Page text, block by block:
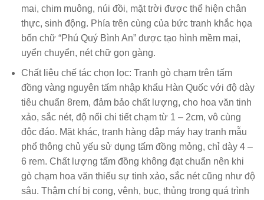
mai, chim muông, núi đồi, mặt trời được thể hiện chân
thực, sinh động. Phía trên cùng của bức tranh khắc họa
bốn chữ “Phú Quý Bình An” được tạo hình mềm mại,
uyển chuyển, nét chữ gọn gàng.
Chất liệu chế tác chọn lọc: Tranh gò chạm trên tấm
đồng vàng nguyên tấm nhập khẩu Hàn Quốc với độ dày
tiêu chuẩn 8rem, đảm bảo chất lượng, cho hoa văn tinh
xảo, sắc nét, độ nổi chi tiết chạm từ 1 – 2cm, vô cùng
độc đáo. Mặt khác, tranh hàng dập máy hay tranh mẫu
phổ thông chủ yếu sử dụng tấm đồng mỏng, chỉ dày 4 –
6 rem. Chất lượng tấm đồng không đạt chuẩn nên khi
gò chạm hoa văn thiếu sự tinh xảo, sắc nét cũng như độ
sâu. Thậm chí bị cong, vênh, bục, thủng trong quá trình